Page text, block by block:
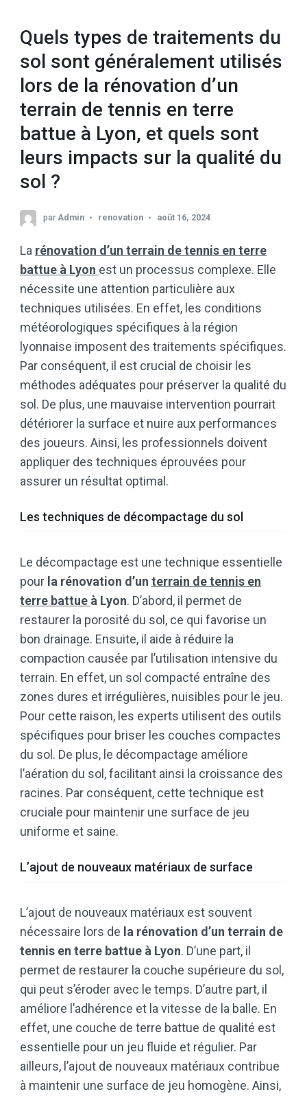
Quels types de traitements du
sol sont généralement utilisés
lors de la rénovation d’un
terrain de tennis en terre
battue à Lyon, et quels sont
leurs impacts sur la qualité du
sol ?
par Admin renovation août 16, 2024
La rénovation d’un terrain de tennis en terre
battue à Lyon est un processus complexe. Elle
nécessite une attention particulière aux
techniques utilisées. En effet, les conditions
météorologiques spécifiques à la région
lyonnaise imposent des traitements spécifiques.
Par conséquent, il est crucial de choisir les
méthodes adéquates pour préserver la qualité du
sol. De plus, une mauvaise intervention pourrait
détériorer la surface et nuire aux performances
des joueurs. Ainsi, les professionnels doivent
appliquer des techniques éprouvées pour
assurer un résultat optimal.
Les techniques de décompactage du sol
Le décompactage est une technique essentielle
pour la rénovation d’un terrain de tennis en
terre battue à Lyon. D’abord, il permet de
restaurer la porosité du sol, ce qui favorise un
bon drainage. Ensuite, il aide à réduire la
compaction causée par l’utilisation intensive du
terrain. En effet, un sol compacté entraîne des
zones dures et irrégulières, nuisibles pour le jeu.
Pour cette raison, les experts utilisent des outils
spécifiques pour briser les couches compactes
du sol. De plus, le décompactage améliore
l’aération du sol, facilitant ainsi la croissance des
racines. Par conséquent, cette technique est
cruciale pour maintenir une surface de jeu
uniforme et saine.
L’ajout de nouveaux matériaux de surface
L’ajout de nouveaux matériaux est souvent
nécessaire lors de la rénovation d’un terrain de
tennis en terre battue à Lyon. D’une part, il
permet de restaurer la couche supérieure du sol,
qui peut s’éroder avec le temps. D’autre part, il
améliore l’adhérence et la vitesse de la balle. En
effet, une couche de terre battue de qualité est
essentielle pour un jeu fluide et régulier. Par
ailleurs, l’ajout de nouveaux matériaux contribue
à maintenir une surface de jeu homogène. Ainsi,